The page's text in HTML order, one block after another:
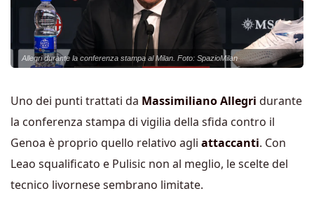
Allegri durante la conferenza stampa al Milan. Foto: SpazioMilan
Uno dei punti trattati da Massimiliano Allegri durante
la conferenza stampa di vigilia della sfida contro il
Genoa è proprio quello relativo agli attaccanti. Con
Leao squalificato e Pulisic non al meglio, le scelte del
tecnico livornese sembrano limitate.